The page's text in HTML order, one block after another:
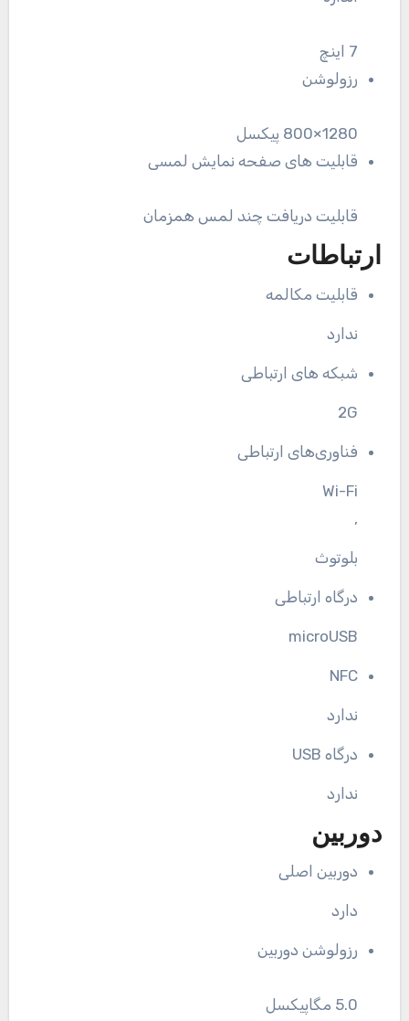
7 اینچ
رزولوشن
1280×800 پیکسل
قابلیت های صفحه نمایش لمسی
قابلیت دریافت چند لمس همزمان
ارتباطات
قابلیت مکالمه
ندارد
شبکه های ارتباطی
2G
فناوری‌های ارتباطی
Wi-Fi
,
بلوتوث
درگاه ارتباطی
microUSB
NFC
ندارد
درگاه USB
ندارد
دوربین
دوربین اصلی
دارد
رزولوشن دوربین
5.0 مگاپیکسل